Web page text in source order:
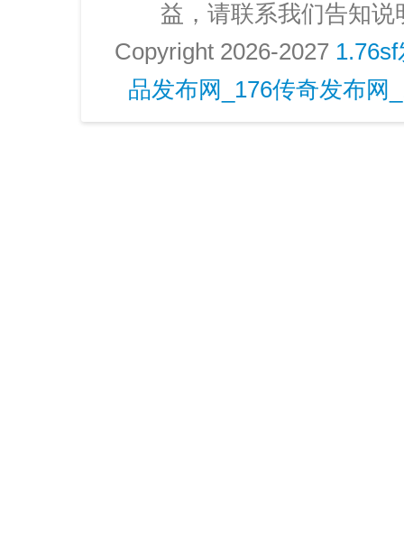
益，请联系我们告知
Copyright 2026-2027
品发布网_176传奇发布网